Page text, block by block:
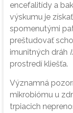
encefalitídy a
výskumu je
spomenutými
preštudovať
imunitných dráh
prostredí kliešťa.
Významná
mikrobiómu u
trpiacich